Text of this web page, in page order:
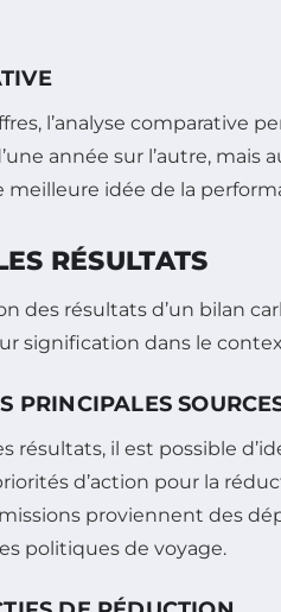
l’analyse comparative
année sur l’autre, mais
meilleure idée de la
RÉSULTATS
des résultats d’un bilan
signification dans le
PRINCIPALES
résultats, il est possible
d’action pour la
proviennent des
politiques de voyage.